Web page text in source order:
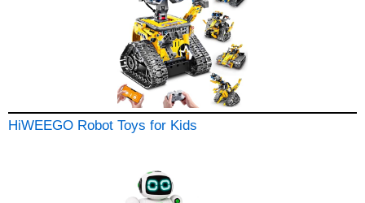
HiWEEGO Robot Toys for Kids